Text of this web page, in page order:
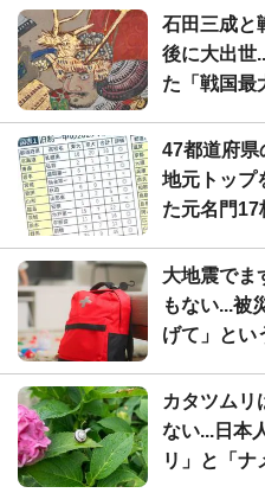
石田三成と
後に大出世
た「戦国最
47都道府県
地元トップ
た元名門17
大地震でま
もない...被
げて」とい
カタツムリ
ない...日本
リ」と「ナ